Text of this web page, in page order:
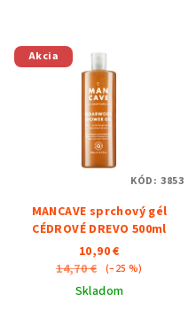
Akcia
MANCAVE sprchový gél
CÉDROVÉ DREVO 500ml
10,90 €
14,70 € (–25 %)
Skladom
KÓD: 3853